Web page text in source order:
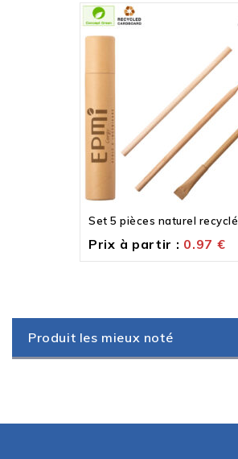
Set 5 pièces naturel recyclé
Prix à partir : 0.97 €
Produit les mieux noté